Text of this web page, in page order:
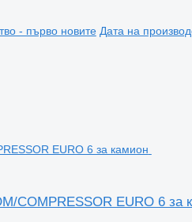
- първо новите Дата на
COMPRESSOR EURO 6 за